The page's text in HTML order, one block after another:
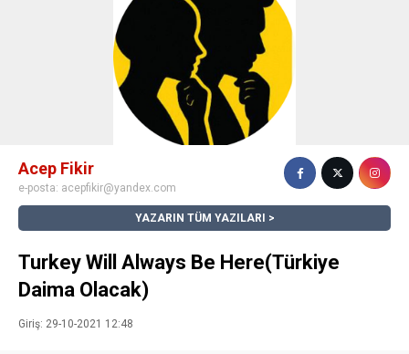
Acep Fikir
e-posta: acepfikir@yandex.com
YAZARIN TÜM YAZILARI
Turkey Will Always Be Here(Türkiye
Daima Olacak)
Giriş: 29-10-2021 12:48